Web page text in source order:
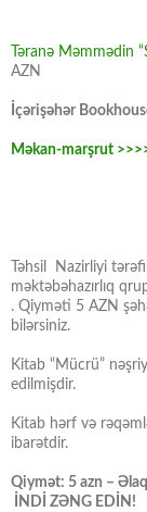
Təranə Məmmədin
AZN
İçərişəhər
Məkan-marşrut
Təhsil Nazirliyi
məktəbəhazırlıq
. Qiyməti 5 AZN
bilərsiniz.
Kitab “Mücrü”
edilmişdir.
Kitab hərf və
ibarətdir.
Qiymət: 5 azn –
İNDİ ZƏNG EDİN!